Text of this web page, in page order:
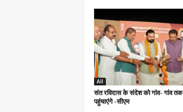
All
संत रविदास के संदेश को गांव- गांव तक
पहुंचाएंगे -सीएम